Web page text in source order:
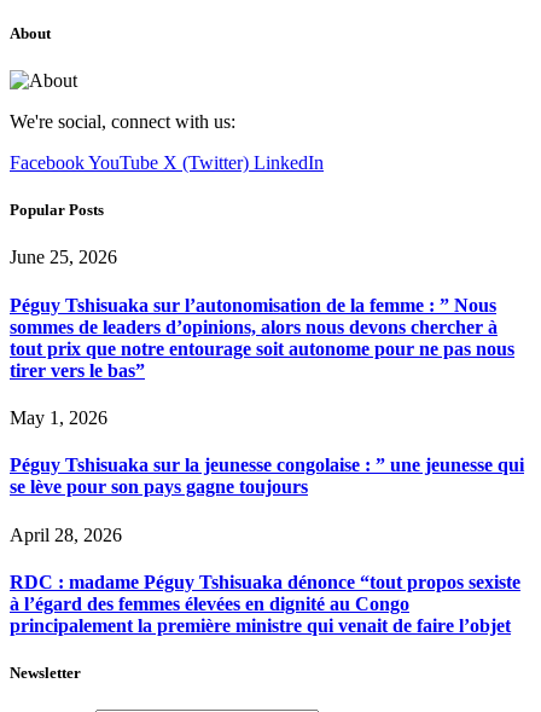
About
We're social, connect with us:
FacebookYouTube X (Twitter) LinkedIn
Popular Posts
June 25, 2026
Péguy Tshisuaka sur l’autonomisation de la femme : ” Nous
sommes de leaders d’opinions, alors nous devons chercher à
tout prix que notre entourage soit autonome pour ne pas nous
tirer vers le bas”
May 1, 2026
Péguy Tshisuaka sur la jeunesse congolaise : ” une jeunesse qui
se lève pour son pays gagne toujours
April 28, 2026
RDC : madame Péguy Tshisuaka dénonce “tout propos sexiste
à l’égard des femmes élevées en dignité au Congo
principalement la première ministre qui venait de faire l’objet
Newsletter